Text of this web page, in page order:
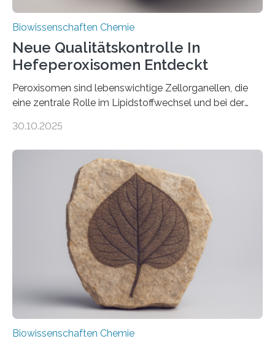
Biowissenschaften Chemie
Neue Qualitätskontrolle In
Hefeperoxisomen Entdeckt
Peroxisomen sind lebenswichtige Zellorganellen, die
eine zentrale Rolle im Lipidstoffwechsel und bei der
erfüllen können, müssen zahlreiche Enzyme präzise in
der Ruhr-Universität Bochum um Prof. Dr. Ralf Erdmann
und Dr. Ismaila Francis Yusuf hat nun einen bislang
unbekannten Qualitätskontrollmechanismus des
peroxisomalen Proteintransports in der Bäckerhefe
Saccharomyces cerevisiae entdeckt, der für die
Funktionsfähigkeit der Organellen entscheidend ist. Die
Studie wurde am 28. Oktober 2025 in der
Fachzeitschrift…
30.10.2025
Biowissenschaften Chemie